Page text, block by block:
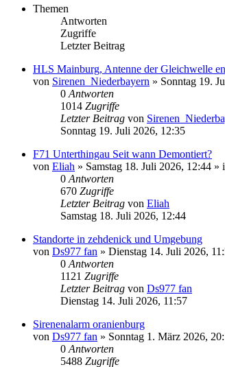
Themen
Antworten
Zugriffe
Letzter Beitrag
HLS Mainburg, Antenne der Gleichwelle
von Sirenen_Niederbayern » Sonntag 19.
0 Antworten
1014 Zugriffe
Letzter Beitrag von
Sonntag 19. Juli 2026, 12:35
F71 Unterthingau Seit wann Demontiert?
von Eliah » Samstag 18. Juli 2026, 12:44 »
0 Antworten
670 Zugriffe
Letzter Beitrag von Eliah
Samstag 18. Juli 2026, 12:44
Standorte in zehdenick und Umgebung
von Ds977 fan » Dienstag 14. Juli 2026,
0 Antworten
1121 Zugriffe
Letzter Beitrag von Ds977 fan
Dienstag 14. Juli 2026, 11:57
Sirenenalarm oranienburg
von Ds977 fan » Sonntag 1. März 2026,
0 Antworten
5488 Zugriffe